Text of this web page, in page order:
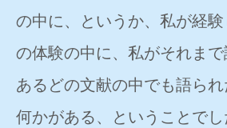
の中に、というか、私が経
の体験の中に、私がそれま
あるどの文献の中でも語ら
何かがある、ということで